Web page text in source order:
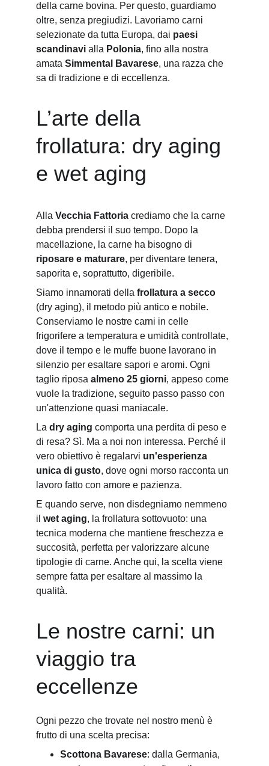
della carne bovina. Per questo, guardiamo
oltre, senza pregiudizi. Lavoriamo carni
selezionate da tutta Europa, dai paesi
scandinavi alla Polonia, fino alla nostra
amata Simmental Bavarese, una razza che
sa di tradizione e di eccellenza.
L’arte della
frollatura: dry aging
e wet aging
Alla Vecchia Fattoria crediamo che la carne
debba prendersi il suo tempo. Dopo la
macellazione, la carne ha bisogno di
riposare e maturare, per diventare tenera,
saporita e, soprattutto, digeribile.
Siamo innamorati della frollatura a secco
(dry aging), il metodo più antico e nobile.
Conserviamo le nostre carni in celle
frigorifere a temperatura e umidità controllate,
dove il tempo e le muffe buone lavorano in
silenzio per esaltare sapori e aromi. Ogni
taglio riposa almeno 25 giorni, appeso come
vuole la tradizione, seguito passo passo con
un'attenzione quasi maniacale.
La dry aging comporta una perdita di peso e
di resa? Sì. Ma a noi non interessa. Perché il
vero obiettivo è regalarvi un'esperienza
unica di gusto, dove ogni morso racconta un
lavoro fatto con amore e pazienza.
E quando serve, non disdegniamo nemmeno
il wet aging, la frollatura sottovuoto: una
tecnica moderna che mantiene freschezza e
succosità, perfetta per valorizzare alcune
tipologie di carne. Anche qui, la scelta viene
sempre fatta per esaltare al massimo la
qualità.
Le nostre carni: un
viaggio tra
eccellenze
Ogni pezzo che trovate nel nostro menù è
frutto di una scelta precisa:
Scottona Bavarese: dalla Germania,